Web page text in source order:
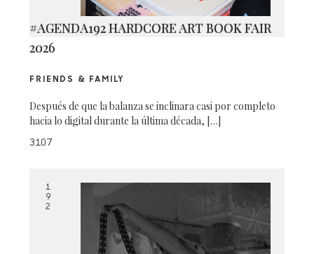
#AGENDA192 HARDCORE ART BOOK FAIR
2026
FRIENDS & FAMILY
Después de que la balanza se inclinara casi por completo
hacia lo digital durante la última década, […]
3107
1
9
2